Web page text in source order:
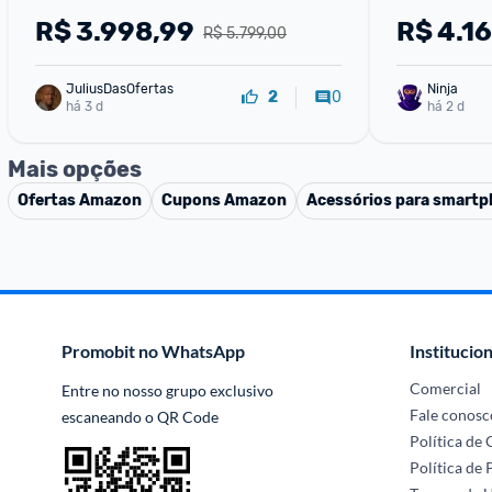
R$ 5.799,00
R$3.998,99
JuliusDasOfertas
há 3 d
2 0
R$
há 2 d
Mais opções
OfertasAmazon CuponsAmazon Acessórios para
Promobit no WhatsApp
Entre no nosso grupo exclusivo
escaneando o QR Code
Comercial
Fale
Política de
Política de